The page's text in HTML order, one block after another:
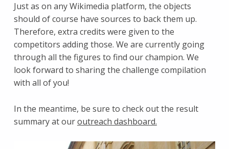
Just as on any Wikimedia platform, the objects
should of course have sources to back them up.
Therefore, extra credits were given to the
competitors adding those. We are currently going
through all the figures to find our champion. We
look forward to sharing the challenge compilation
with all of you!
In the meantime, be sure to check out the result
summary at ouroutreach dashboard.